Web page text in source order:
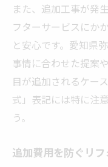
また、追加工事が発
フターサービスにか
と安心です。愛知県
事情に合わせた提案
目が追加されるケー
式」表記には特に注
う。
追加費用を防ぐリ